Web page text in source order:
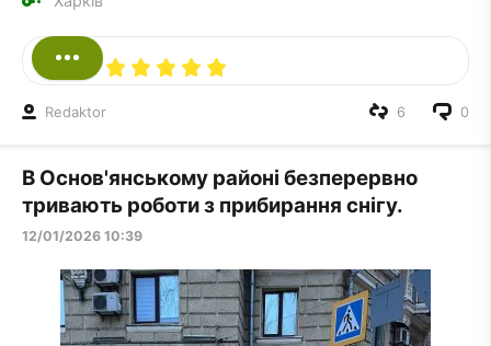
Redaktor 0
6
В Основ'янському районі безперервно
тривають роботи з прибирання снігу.
12/01/2026 10:39